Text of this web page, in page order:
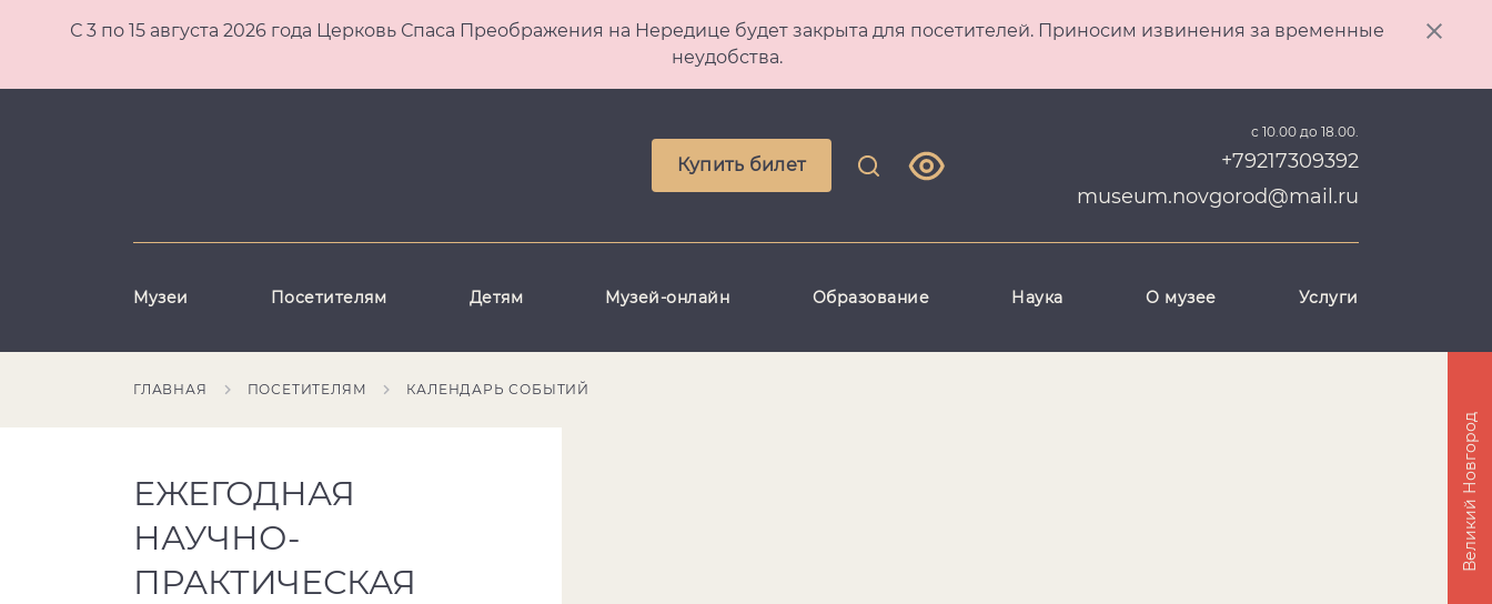
С 3 по 15 августа 2026 года Церковь Спаса Преображения на Нередице будет закрыта для посетителей. Приносим извинения за временные
неудобства.
Купить билет
с 10.00 до 18.00.
+79217309392
museum.novgorod@mail.ru
Музеи Посетителям Детям Музей-онлайн Образование Наука О музее Услуги
ГЛАВНАЯ ПОСЕТИТЕЛЯМ КАЛЕНДАРЬ СОБЫТИЙ
ЕЖЕГОДНАЯ
НАУЧНО-
ПРАКТИЧЕСКАЯ
Великий Новгород